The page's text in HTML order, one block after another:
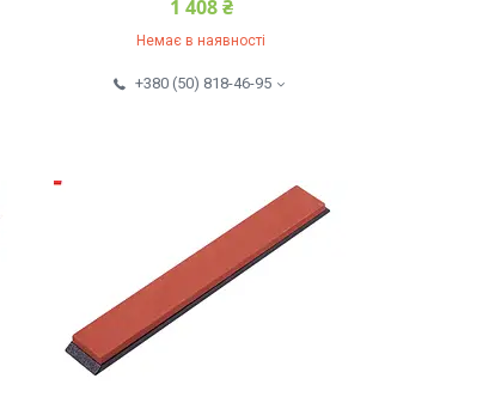
1 408 ₴
Немає в наявності
+380 (50) 818-46-95